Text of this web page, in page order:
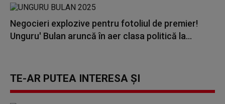
Negocieri explozive pentru fotoliul de premier!
Unguru' Bulan aruncă în aer clasa politică la...
TE-AR PUTEA INTERESA ȘI